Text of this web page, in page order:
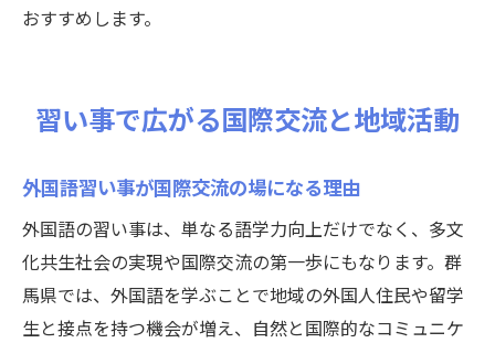
おすすめします。
習い事で広がる国際交流と地域活動
外国語習い事が国際交流の場になる理由
外国語の習い事は、単なる語学力向上だけでなく、多文
化共生社会の実現や国際交流の第一歩にもなります。群
馬県では、外国語を学ぶことで地域の外国人住民や留学
生と接点を持つ機会が増え、自然と国際的なコミュニケ